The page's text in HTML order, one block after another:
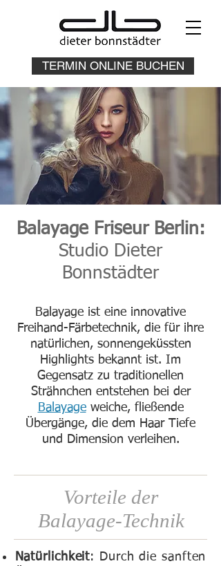
TERMIN ONLINE BUCHEN
Balayage Friseur Berlin:
Studio Dieter
Bonnstädter
​Balayage ist eine innovative
Freihand-Färbetechnik, die für ihre
natürlichen, sonnengeküssten
Highlights bekannt ist. Im
Gegensatz zu traditionellen
Strähnchen entstehen bei der
Balayage weiche, fließende
Übergänge, die dem Haar Tiefe
und Dimension verleihen.
Vorteile der
Balayage-Technik
Natürlichkeit: Durch die sanften